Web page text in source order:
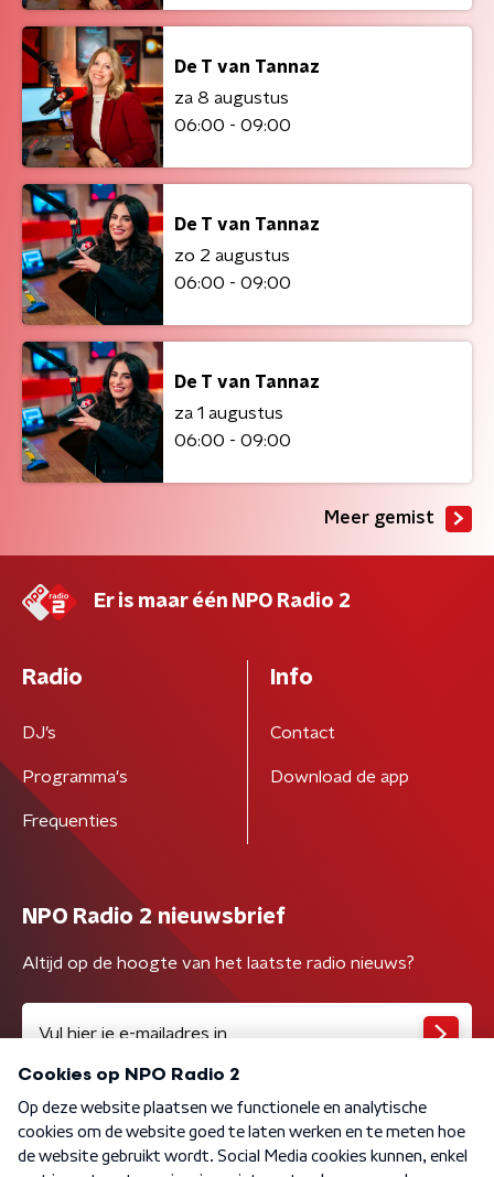
De T van Tannaz
za 8 augustus
06:00 - 09:00
De T van Tannaz
zo 2 augustus
06:00 - 09:00
De T van Tannaz
za 1 augustus
06:00 - 09:00
Meer gemist
Er is maar één NPO Radio 2
Radio
DJ’s
Programma's
Frequenties
Info
Contact
Download de app
NPO Radio 2 nieuwsbrief
Altijd op de hoogte van het laatste radio nieuws?
Algemene voorwaarden